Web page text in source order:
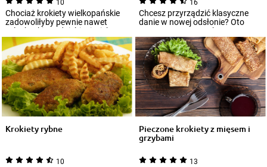
10
Chociaż krokiety wielkopańskie
zadowoliłyby pewnie nawet
szlacheckie podniebienia, ich
przygotowa...
16
Chcesz przyrządzić klasyczne
danie w nowej odsłonie? Oto
nasza receptura na kremowe
krokiety ze z...
Krokiety rybne
10
Pieczone krokiety z mięsem i
grzybami
13